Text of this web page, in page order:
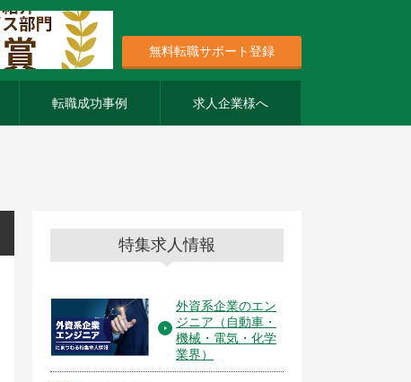
無料転職サポート登録
転職成功事例 求人企業様へ
特集求人情報
外資系企業のエン
ジニア（自動車・
機械・電気・化学
業界）